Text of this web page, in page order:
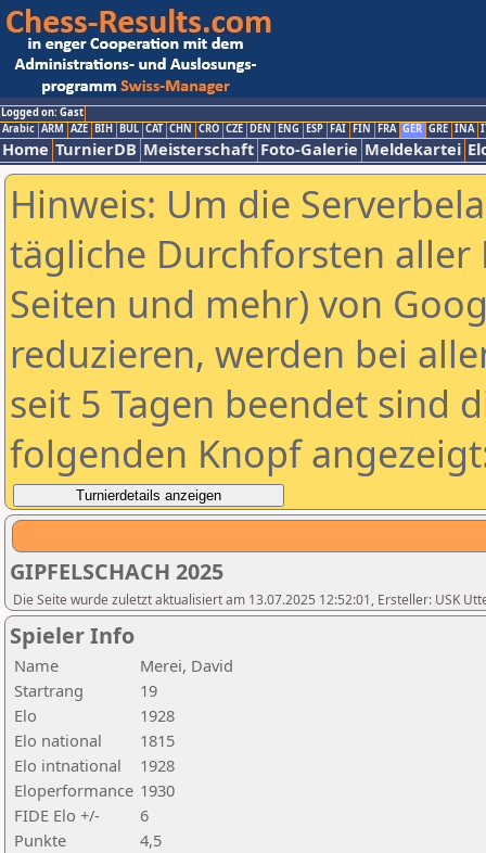
Logged on: Gast
Arabic ARM AZE BIH BUL CAT CHN CRO CZE DEN ENG ESP FAI FIN FRA GER GRE INA
Home TurnierDB Meisterschaft Foto-Galerie Meldekartei
Hinweis: Um die
tägliche Durchforsten aller
Seiten und mehr) von
reduzieren, werden bei
seit 5 Tagen beendet sind
folgenden Knopf
GIPFELSCHACH 2025
Die Seite wurde zuletzt aktualisiert am 13.07.2025 12:52:01, Ersteller: USK
Spieler Info
Name
Merei, David
Startrang
19
Elo
1928
Elo national
1815
Elo intnational
1928
Eloperformance 1930
FIDE Elo +/-
6
Punkte
4,5